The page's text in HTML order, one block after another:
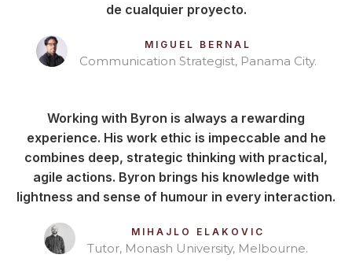
de cualquier proyecto.
MIGUEL BERNAL
Communication Strategist, Panama City.
Working with Byron is always a rewarding
experience. His work ethic is impeccable and he
combines deep, strategic thinking with practical,
agile actions. Byron brings his knowledge with
lightness and sense of humour in every interaction.
MIHAJLO ELAKOVIC
Tutor, Monash University, Melbourne.